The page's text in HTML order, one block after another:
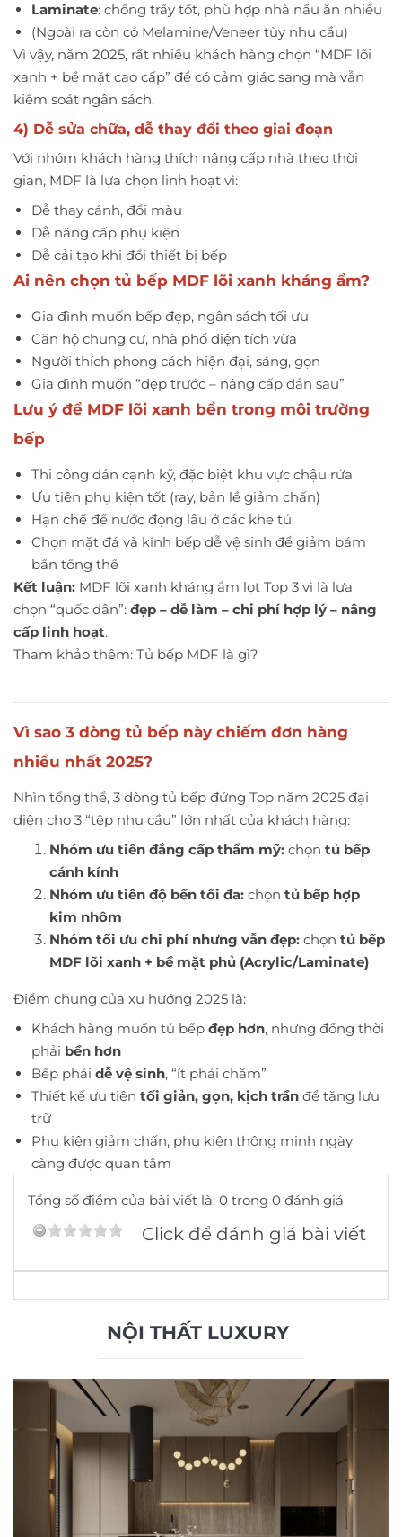
Laminate: chống trầy tốt, phù hợp nhà nấu ăn nhiều
(Ngoài ra còn có Melamine/Veneer tùy nhu cầu)
Vì vậy, năm 2025, rất nhiều khách hàng chọn “MDF lõi
xanh + bề mặt cao cấp” để có cảm giác sang mà vẫn
kiểm soát ngân sách.
4) Dễ sửa chữa, dễ thay đổi theo giai đoạn
Với nhóm khách hàng thích nâng cấp nhà theo thời
gian, MDF là lựa chọn linh hoạt vì:
Dễ thay cánh, đổi màu
Dễ nâng cấp phụ kiện
Dễ cải tạo khi đổi thiết bị bếp
Ai nên chọn tủ bếp MDF lõi xanh kháng ẩm?
Gia đình muốn bếp đẹp, ngân sách tối ưu
Căn hộ chung cư, nhà phố diện tích vừa
Người thích phong cách hiện đại, sáng, gọn
Gia đình muốn “đẹp trước – nâng cấp dần sau”
Lưu ý để MDF lõi xanh bền trong môi trường
bếp
Thi công dán cạnh kỹ, đặc biệt khu vực chậu rửa
Ưu tiên phụ kiện tốt (ray, bản lề giảm chấn)
Hạn chế để nước đọng lâu ở các khe tủ
Chọn mặt đá và kính bếp dễ vệ sinh để giảm bám
bẩn tổng thể
Kết luận: MDF lõi xanh kháng ẩm lọt Top 3 vì là lựa
chọn “quốc dân”: đẹp – dễ làm – chi phí hợp lý – nâng
cấp linh hoạt.
Tham khảo thêm: Tủ bếp MDF là gì?
Vì sao 3 dòng tủ bếp này chiếm đơn hàng
nhiều nhất 2025?
Nhìn tổng thể, 3 dòng tủ bếp đứng Top năm 2025 đại
diện cho 3 “tệp nhu cầu” lớn nhất của khách hàng:
Nhóm ưu tiên đẳng cấp thẩm mỹ: chọn tủ bếp
cánh kính
Nhóm ưu tiên độ bền tối đa: chọn tủ bếp hợp
kim nhôm
Nhóm tối ưu chi phí nhưng vẫn đẹp: chọn tủ bếp
MDF lõi xanh + bề mặt phủ (Acrylic/Laminate)
Điểm chung của xu hướng 2025 là:
Khách hàng muốn tủ bếp đẹp hơn, nhưng đồng thời
phải bền hơn
Bếp phải dễ vệ sinh, “ít phải chăm”
Thiết kế ưu tiên tối giản, gọn, kịch trần để tăng lưu
trữ
Phụ kiện giảm chấn, phụ kiện thông minh ngày
càng được quan tâm
Tổng số điểm của bài viết là: 0 trong 0 đánh giá
Click để đánh giá bài viết
NỘI THẤT LUXURY